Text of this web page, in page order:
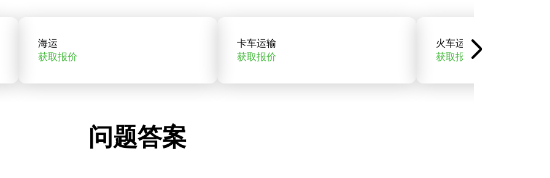
海运
获取报价
卡车运输
获取报价
火车运输
获取报价
问题答案